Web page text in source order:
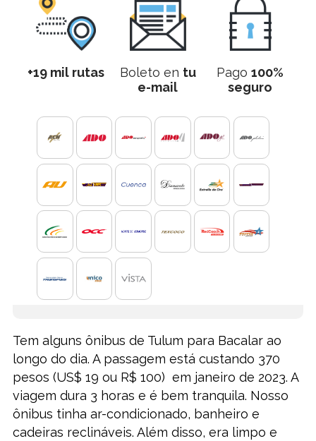
+19 mil rutas Boleto en tu
e-mail
Pago 100%
seguro
Tem alguns ônibus de Tulum para Bacalar ao
longo do dia. A passagem está custando 370
pesos (US$ 19 ou R$ 100) em janeiro de 2023. A
viagem dura 3 horas e é bem tranquila. Nosso
ônibus tinha ar-condicionado, banheiro e
cadeiras reclináveis. Além disso, era limpo e